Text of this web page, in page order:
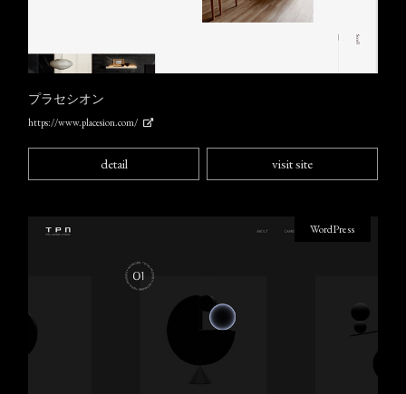
プラセシオン
https://www.placesion.com/
detail visit site
WordPress